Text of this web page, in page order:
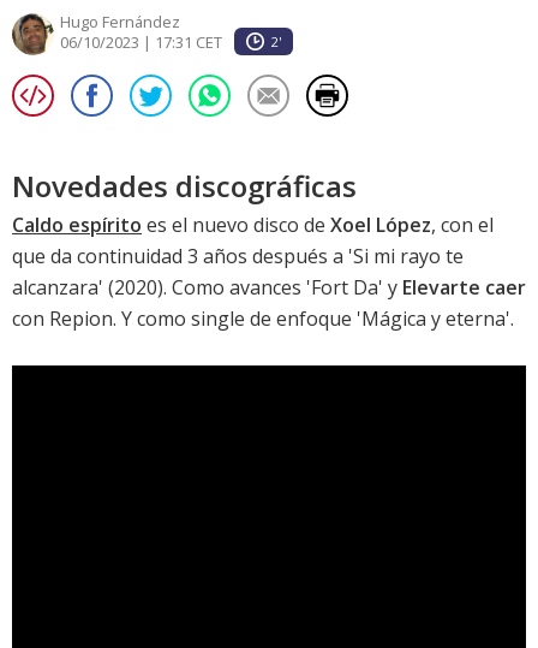
Hugo Fernández
06/10/2023 | 17:31 CET
2'
Novedades discográficas
Caldo espírito es el nuevo disco de Xoel López, con el
que da continuidad 3 años después a 'Si mi rayo te
alcanzara' (2020). Como avances 'Fort Da' y Elevarte caer
con Repion. Y como single de enfoque 'Mágica y eterna'.